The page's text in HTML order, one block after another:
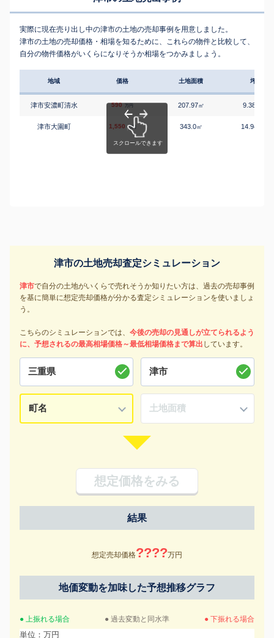
実際に現在売り出し中の津市の土地の売却事例を用意しました。
津市の土地の売却価格・相場を知るために、これらの物件と比較して、
自分の物件価格がいくらになりそうか相場をつかみましょう。
地域 価格 土地面積 坪単価
津市安濃町清水 590 万円 207.97㎡ 9.38
津市大園町 1,550 万円 343.0㎡ 14.94
津市の土地売却査定シミュレーション
津市で自分の土地がいくらで売れそうか知りたい方は、過去の売却事例
を基に簡単に想定売却価格が分かる査定シミュレーションを使いましょ
う。
こちらのシミュレーションでは、 今後の売却の見通しが立てられるよう
に、予想されるの最高相場価格～最低相場価格まで算出 しています。
想定価格をみる
結果
想定売却価格????万円
地価変動を加味した予想推移グラフ
● 上振れる場合 ● 過去変動と同水準 ● 下振れる場合
単位：万円